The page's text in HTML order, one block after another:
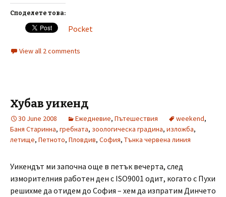
Споделете това:
Pocket
View all 2 comments
Хубав уикенд
30 June 2008 Ежедневие, Пътешествия weekend,
Баня Старинна, гребната, зоологическа градина, изложба,
летище, Петното, Пловдив, София, Тънка червена линия
Уикендът ми започна още в петък вечерта, след
изморителния работен ден с ISO9001 одит, когато с Пухи
решихме да отидем до София – хем да изпратим Динчето